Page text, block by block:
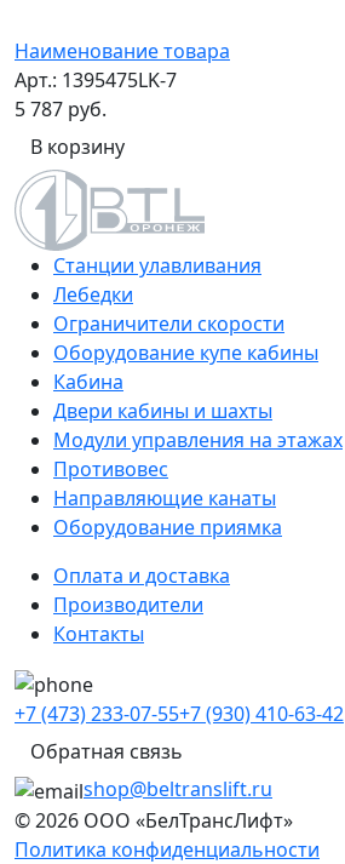
Наименование товара
Арт.: 1395475LK-7
5 787 руб.
В корзину
Станции улавливания
Лебедки
Ограничители скорости
Оборудование купе кабины
Кабина
Двери кабины и шахты
Модули управления на этажах
Противовес
Направляющие канаты
Оборудование приямка
Оплата и доставка
Производители
Контакты
+7 (473) 233-07-55+7 (930) 410-63-42
Обратная связь
shop@beltranslift.ru
© 2026 ООО «БелТрансЛифт»
Политика конфиденциальности